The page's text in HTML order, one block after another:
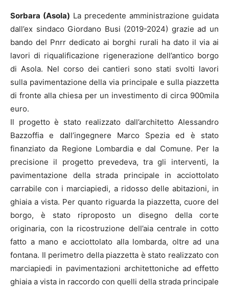
Sorbara (Asola) La precedente amministrazione guidata
dall’ex sindaco Giordano Busi (2019-2024) grazie ad un
bando del Pnrr dedicato ai borghi rurali ha dato il via ai
lavori di riqualificazione rigenerazione dell’antico borgo
di Asola. Nel corso dei cantieri sono stati svolti lavori
sulla pavimentazione della via principale e sulla piazzetta
di fronte alla chiesa per un investimento di circa 900mila
euro.
Il progetto è stato realizzato dall’architetto Alessandro
Bazzoffia e dall’ingegnere Marco Spezia ed è stato
finanziato da Regione Lombardia e dal Comune. Per la
precisione il progetto prevedeva, tra gli interventi, la
pavimentazione della strada principale in acciottolato
carrabile con i marciapiedi, a ridosso delle abitazioni, in
ghiaia a vista. Per quanto riguarda la piazzetta, cuore del
borgo, è stato riproposto un disegno della corte
originaria, con la ricostruzione dell’aia centrale in cotto
fatto a mano e acciottolato alla lombarda, oltre ad una
fontana. Il perimetro della piazzetta è stato realizzato con
marciapiedi in pavimentazioni architettoniche ad effetto
ghiaia a vista in raccordo con quelli della strada principale